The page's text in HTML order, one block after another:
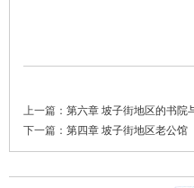
上一篇： 第六章 坡子街地区的书院
下一篇： 第四章 坡子街地区老公馆